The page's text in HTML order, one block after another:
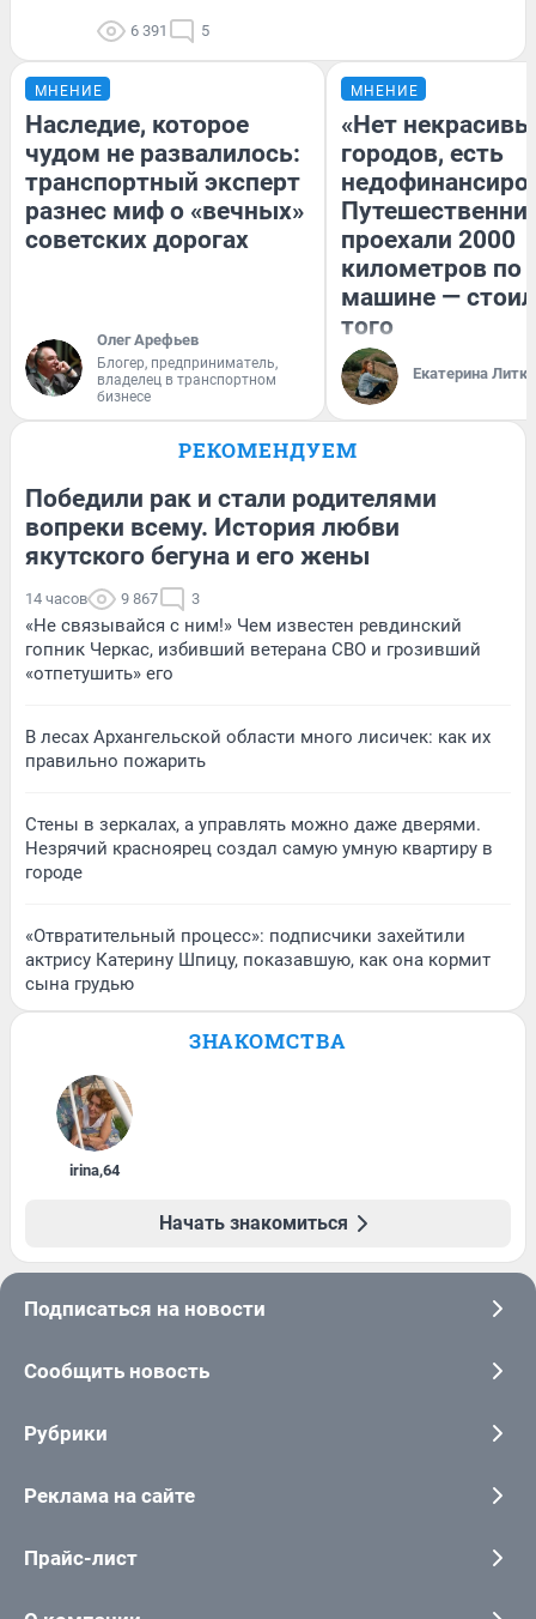
6 391 5
МНЕНИЕ
Наследие, которое
чудом не развалилось:
транспортный эксперт
разнес миф о «вечных»
советских дорогах
Олег Арефьев
Блогер, предприниматель,
владелец в транспортном
бизнесе
МНЕНИЕ
«Нет
городов, есть
проехали 2000
километров по
машине —
того
Екатерина
РЕКОМЕНДУЕМ
Победили рак и стали родителями
вопреки всему. История любви
якутского бегуна и его жены
14 часов 9 867 3
«Не связывайся с ним!» Чем известен ревдинский
гопник Черкас, избивший ветерана СВО и грозивший
«отпетушить» его
В лесах Архангельской области много лисичек: как их
правильно пожарить
Стены в зеркалах, а управлять можно даже дверями.
Незрячий красноярец создал самую умную квартиру в
городе
«Отвратительный процесс»: подписчики захейтили
актрису Катерину Шпицу, показавшую, как она кормит
сына грудью
ЗНАКОМСТВА
irina,64
Начать знакомиться
Подписаться на новости
Сообщить новость
Рубрики
Реклама на сайте
Прайс-лист